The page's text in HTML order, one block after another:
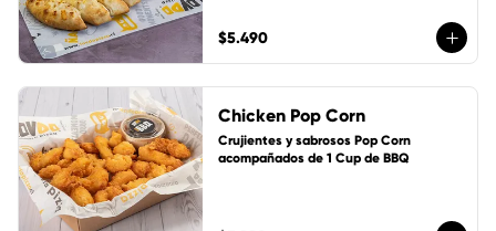
$5.490
Chicken Pop Corn
Crujientes y sabrosos Pop Corn
acompañados de 1 Cup de BBQ